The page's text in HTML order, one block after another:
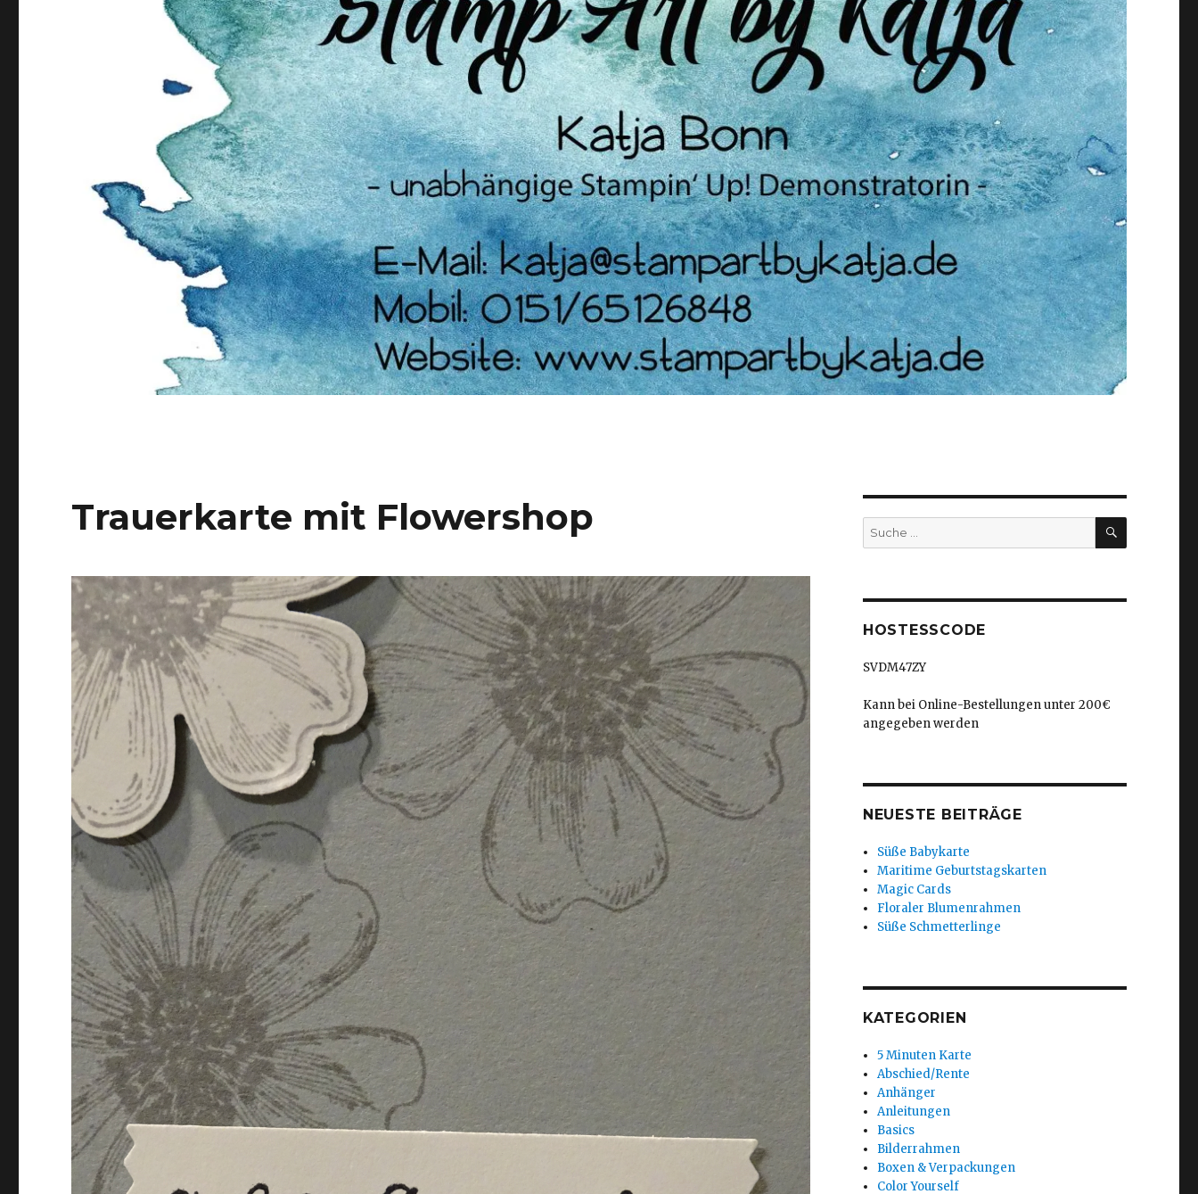
Trauerkarte mit Flowershop
Suche
nach:
SUCHEN
HOSTESSCODE
SVDM47ZY
Kann bei Online-Bestellungen unter 200€
angegeben werden
NEUESTE BEITRÄGE
Süße Babykarte
Maritime Geburtstagskarten
Magic Cards
Floraler Blumenrahmen
Süße Schmetterlinge
KATEGORIEN
5 Minuten Karte
Abschied/Rente
Anhänger
Anleitungen
Basics
Bilderrahmen
Boxen & Verpackungen
Color Yourself